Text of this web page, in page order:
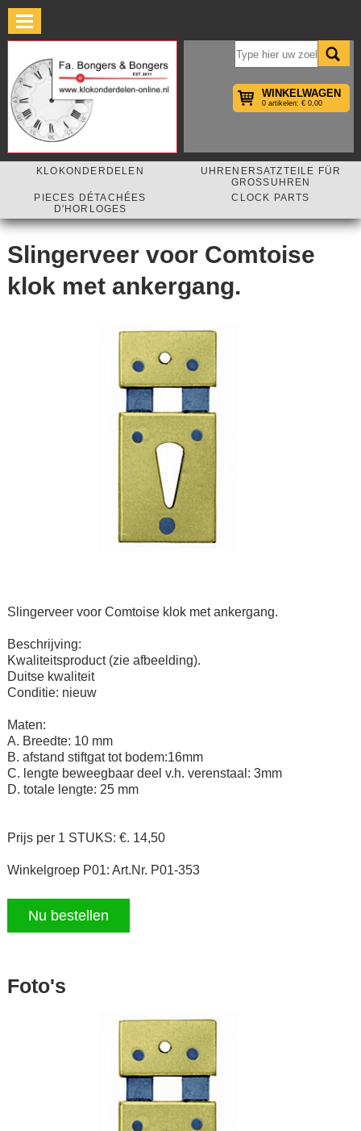
WINKELWAGEN
0 artikelen: € 0,00
KLOKONDERDELEN
UHRENERSATZTEILE FÜR
GROSSUHREN
PIECES DÉTACHÉES
D'HORLOGES
CLOCK PARTS
Slingerveer voor Comtoise
klok met ankergang.
Slingerveer voor Comtoise klok met ankergang.
Beschrijving:
Kwaliteitsproduct (zie afbeelding).
Duitse kwaliteit
Conditie: nieuw
Maten:
A. Breedte: 10 mm
B. afstand stiftgat tot bodem:16mm
C. lengte beweegbaar deel v.h. verenstaal: 3mm
D. totale lengte: 25 mm
Prijs per 1 STUKS: €. 14,50
Winkelgroep P01: Art.Nr. P01-353
Nu bestellen
Foto's